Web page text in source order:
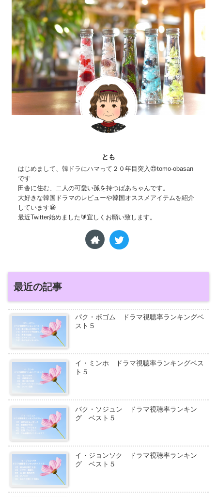
とも
はじめまして、韓ドラにハマって２０年目突入😍tomo-obasan
です
田舎に住む、二人の可愛い孫を持つばあちゃんです。
大好きな韓国ドラマのレビューや韓国オススメアイテムを紹介
しています😀
最近Twitter始めました🔰宜しくお願い致します。
最近の記事
パク・ボゴム ドラマ視聴率ランキングベ
スト５
イ・ミンホ ドラマ視聴率ランキングベス
ト５
パク・ソジュン ドラマ視聴率ランキン
グ ベスト５
イ・ジョンソク ドラマ視聴率ランキン
グ ベスト５